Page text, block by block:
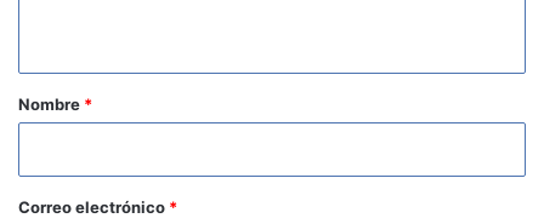
r
o
*
Nombre *
Correo electrónico *